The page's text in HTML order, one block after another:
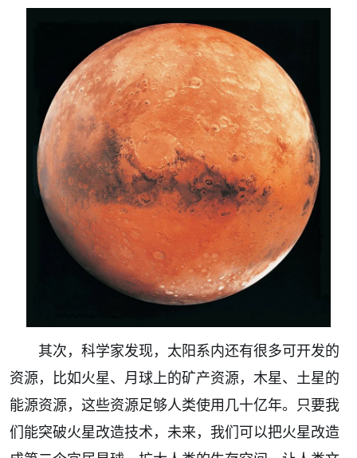
其次，科学家发现，太阳系内还有很多可开发的
资源，比如火星、月球上的矿产资源，木星、土星的
能源资源，这些资源足够人类使用几十亿年。只要我
们能突破火星改造技术，未来，我们可以把火星改造